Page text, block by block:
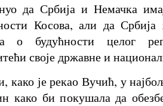
да Србија и Немачка
Косова, али да
о будућности целог
своје државне и
како је рекао Вучић, у
како би покушала да